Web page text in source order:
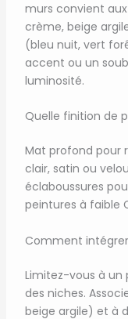
murs convient
crème, beige
(bleu nuit, vert
accent ou un
luminosité.
Quelle finition de
Mat profond pour
clair, satin ou
éclaboussures
peintures à faible
Comment
Limitez-vous à un
des niches.
beige argile) et à